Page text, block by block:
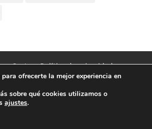
Cost
Política de privacidad
Legal
Contacto
Low Cost 2007 - 2024 | Vuelos
low cost worldwide
ofrecerte la mejor experiencia en
sobre qué cookies utilizamos o
ajustes.